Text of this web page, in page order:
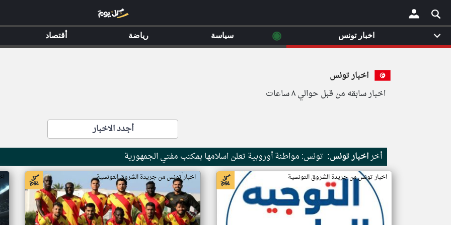
×
اخبار تونس
اخبار سابقه من قبل حوالي ٨ ساعات
أجدد الاخبار
أخراخبار تونس: تونس: مواطنة أوروبية تعلن اسلامها بمكتب مفتي الجمهورية
اخبار تونس من جريدة الشروق التونسية اخبار تونس من جريدة الشروق التونسية
اخبار تونس ◉ سياسة رياضة أقتصاد